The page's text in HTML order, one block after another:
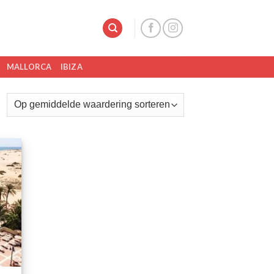
MALLORCA IBIZA